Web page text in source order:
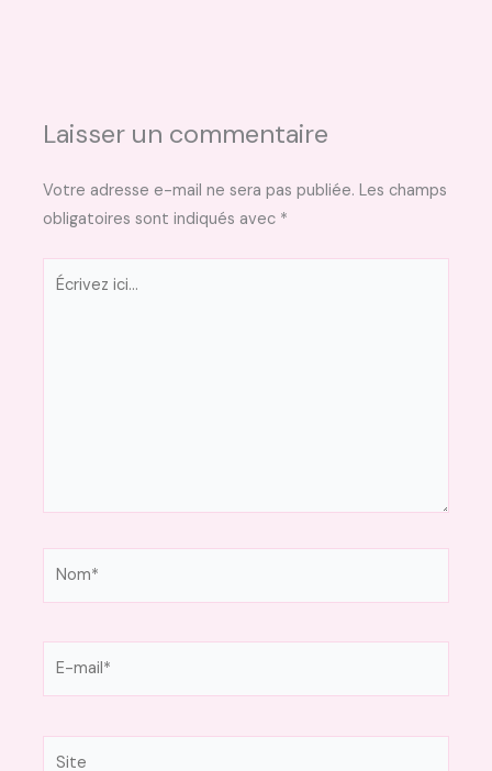
Laisser un commentaire
Votre adresse e-mail ne sera pas publiée. Les champs
obligatoires sont indiqués avec *
Écrivez